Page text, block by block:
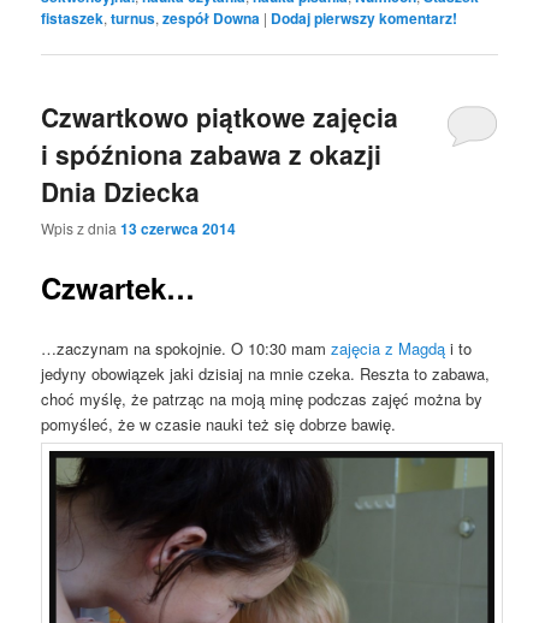
fistaszek,turnus,zespół Downa | Dodaj pierwszy komentarz!
Czwartkowo piątkowe zajęcia
i spóźniona zabawa z okazji
Dnia Dziecka
Wpis z dnia13 czerwca 2014
Czwartek…
…zaczynam na spokojnie. O 10:30 mamzajęcia z Magdą i to
jedyny obowiązek jaki dzisiaj na mnie czeka. Reszta to zabawa,
choć myślę, że patrząc na moją minę podczas zajęć można by
pomyśleć, że w czasie nauki też się dobrze bawię.